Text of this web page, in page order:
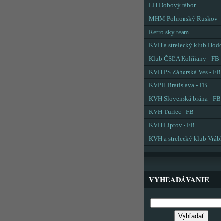
LH Dobový tábor
MHM Pohronský Ruskov
Retro sky team
KVH a strelecký klub
Klub ČSĽA Kolíňany - FB
KVH PS Záhorská Ves - FB
KVPH Bratislava - FB
KVH Slovenská brána - FB
KVH Turiec - FB
KVH Liptov - FB
KVH a strelecký klub
VYHĽADÁVANIE